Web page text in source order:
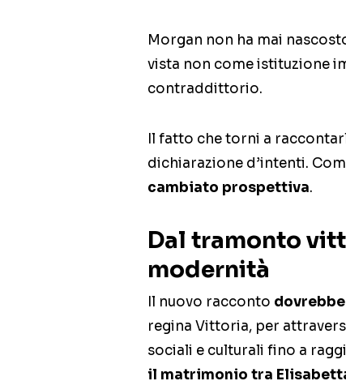
Morgan non ha mai
vista non come istituzione
contraddittorio.
Il fatto che torni a
dichiarazione d’intenti.
cambiato prospettiva.
Dal tramonto
modernità
Il nuovo racconto
regina Vittoria, per
sociali e culturali fino a
il matrimonio tra